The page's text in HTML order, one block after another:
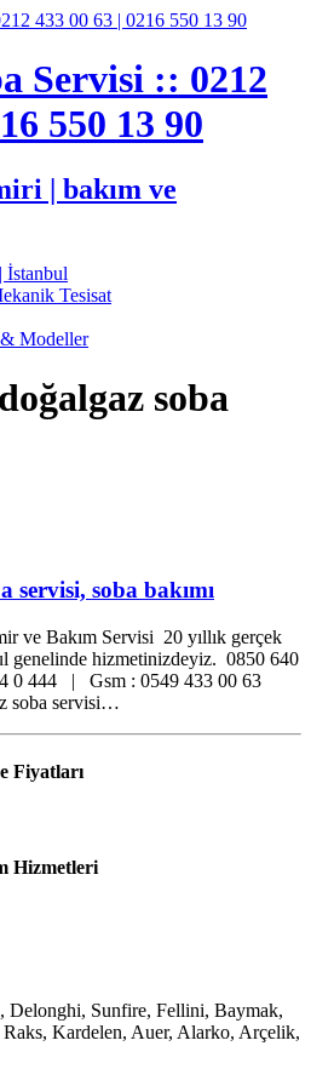
Servisi :: 0212
550 13 90
| bakım ve
İstanbul
Tesisat
& Modeller
soba
servisi, soba bakımı
ve Bakım Servisi 20 yıllık gerçek
genelinde hizmetinizdeyiz. 0850 640
0 444 | Gsm : 0549 433 00 63
soba servisi…
Fiyatları
Hizmetleri
Delonghi, Sunfire, Fellini, Baymak,
Kardelen, Auer, Alarko, Arçelik,